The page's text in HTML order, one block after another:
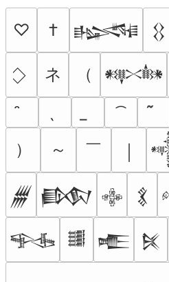
♡ † 𒈙 𒌐
ネ （ 𒀰
）
～ ￣
𒁂 𒁃 𒂭 𒃽
𒊎 𒌃 𒍫 𒍮